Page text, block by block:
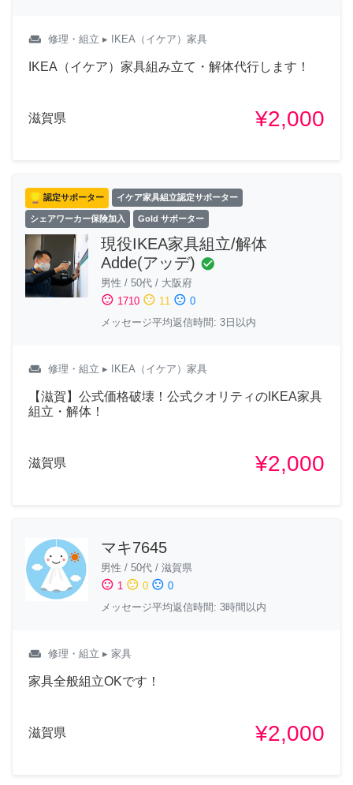
weekend 修理・組立 ▸ IKEA（イケア）家具
IKEA（イケア）家具組み立て・解体代行します！
滋賀県 ¥2,000
認定サポーター イケア家具組立認定サポーター
シェアワーカー保険加入 Gold サポーター
現役IKEA家具組立/解体
Adde(アッデ) check_circle
男性 / 50代 / 大阪府
sentiment_satisfied 1710 sentiment_neutral 11 sentiment_dissatisfied 0
メッセージ平均返信時間: 3日以内
weekend 修理・組立 ▸ IKEA（イケア）家具
【滋賀】公式価格破壊！公式クオリティのIKEA家具
組立・解体！
滋賀県 ¥2,000
マキ7645
男性 / 50代 / 滋賀県
sentiment_satisfied 1 sentiment_neutral 0 sentiment_dissatisfied 0
メッセージ平均返信時間: 3時間以内
weekend 修理・組立 ▸ 家具
家具全般組立OKです！
滋賀県 ¥2,000